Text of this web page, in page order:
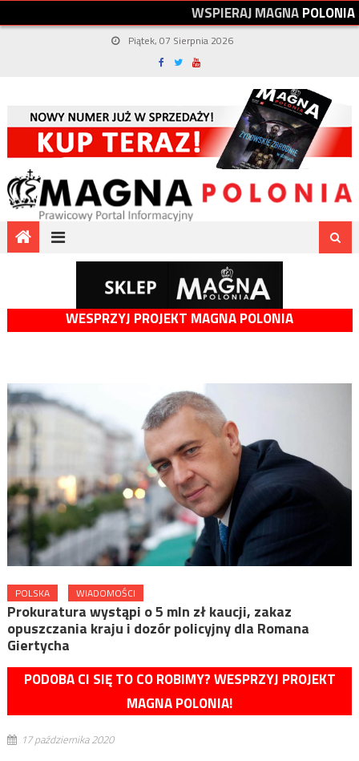
WSPIERAJMAGNAPOLONIA
Piątek, 07 Sierpnia 2026
WESPRZYJ PROJEKT MAGNA POLONIA
POLSKA WIADOMOŚCI
Prokuratura wystąpi o 5 mln zł kaucji, zakaz
opuszczania kraju i dozór policyjny dla Romana
Giertycha
PODOBA CI SIĘ TO CO ROBIMY? WESPRZYJ PROJEKT
MAGNA POLONIA!
17 października 2020